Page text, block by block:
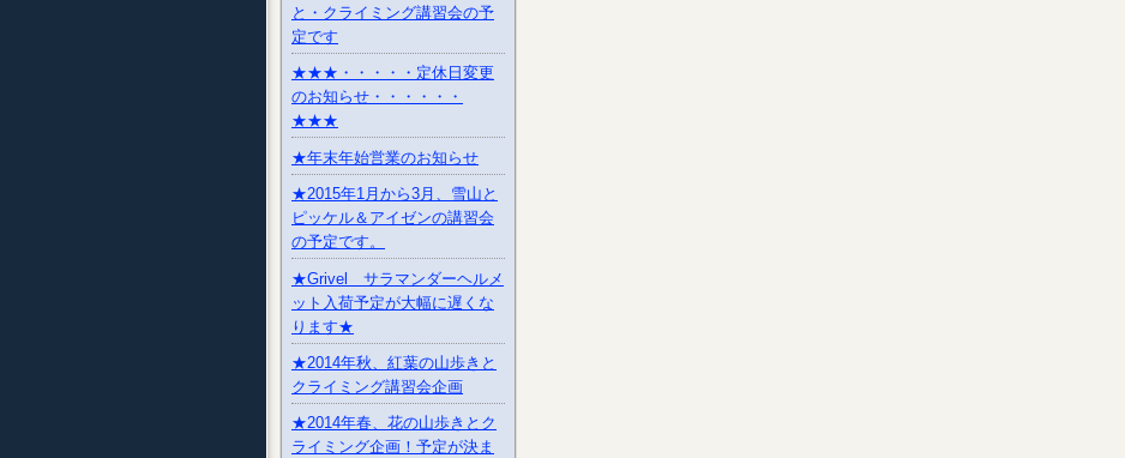
と・クライミング講習会の予
定です
★★★・・・・・定休日変更
のお知らせ・・・・・・
★★★
★年末年始営業のお知らせ
★2015年1月から3月、雪山と
ピッケル＆アイゼンの講習会
の予定です。
★Grivel サラマンダーヘルメ
ット入荷予定が大幅に遅くな
ります★
★2014年秋、紅葉の山歩きと
クライミング講習会企画
★2014年春、花の山歩きとク
ライミング企画！予定が決ま